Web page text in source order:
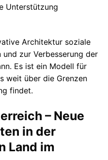
Unterstützung
Architektur soziale
zur Verbesserung der
Es ist ein Modell für
weit über die Grenzen
findet.
– Neue
in der
Land im